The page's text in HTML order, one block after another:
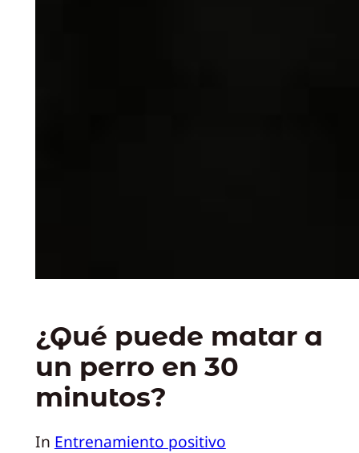
¿Qué puede matar a
un perro en 30
minutos?
In Entrenamiento positivo